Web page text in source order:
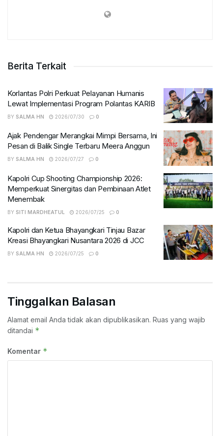
Berita Terkait
Korlantas Polri Perkuat Pelayanan Humanis
Lewat Implementasi Program Polantas KARIB
BY SALMA HN 2026/07/30 0
Ajak Pendengar Merangkai Mimpi Bersama, Ini
Pesan di Balik Single Terbaru Meera Anggun
BY SALMA HN 2026/07/27 0
Kapolri Cup Shooting Championship 2026:
Memperkuat Sinergitas dan Pembinaan Atlet
Menembak
BY SITI MARDHEATUL 2026/07/25 0
Kapolri dan Ketua Bhayangkari Tinjau Bazar
Kreasi Bhayangkari Nusantara 2026 di JCC
BY SALMA HN 2026/07/25 0
Tinggalkan Balasan
Alamat email Anda tidak akan dipublikasikan. Ruas yang wajib
ditandai *
Komentar *